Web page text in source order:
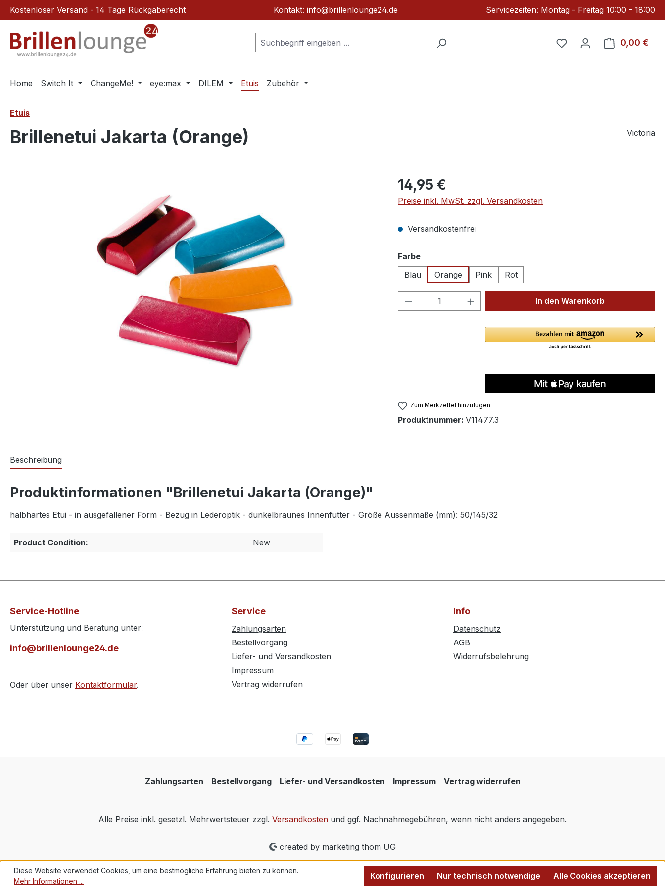
Hauptinhalt springen
Zur Suche springen
Zur Hauptnavigation springen
Kostenloser Versand - 14 Tage Rückgaberecht Kontakt: info@brillenlounge24.de Servicezeiten: Montag - Freitag 10:00 - 18:00
Du hast 0 Produkte auf
0,00 €
Home Switch It ChangeMe! eye:max DILEM Etuis Zubehör
Etuis
Brillenetui Jakarta (Orange) Victoria
Regulärer Preis:
14,95 €
Preise inkl. MwSt. zzgl. Versandkosten
Versandkostenfrei
Farbeauswählen
Blau
Orange Pink Rot
Produkt Anzahl: Gib den gewünschten Wert
In den Warenkorb
Zum Merkzettel hinzufügen
Produktnummer: V11477.3
Beschreibung
Produktinformationen "Brillenetui Jakarta (Orange)"
halbhartes Etui - in ausgefallener Form - Bezug in Lederoptik - dunkelbraunes Innenfutter - Größe Aussenmaße (mm): 50/145/32
Product Condition: New
Service-Hotline
Unterstützung und Beratung unter:
info@brillenlounge24.de
Oder über unser Kontaktformular.
Service
Zahlungsarten
Bestellvorgang
Liefer- und Versandkosten
Impressum
Vertrag widerrufen
Info
Datenschutz
AGB
Widerrufsbelehrung
Zahlungsarten Bestellvorgang Liefer- und Versandkosten Impressum Vertrag widerrufen
Alle Preise inkl. gesetzl. Mehrwertsteuer zzgl. Versandkosten und ggf. Nachnahmegebühren, wenn nicht anders angegeben.
created by marketing thom UG
Diese Website verwendet Cookies, um eine bestmögliche Erfahrung bieten zu können.
Mehr Informationen ...
Nur technisch notwendige
Konfigurieren Alle Cookies akzeptieren